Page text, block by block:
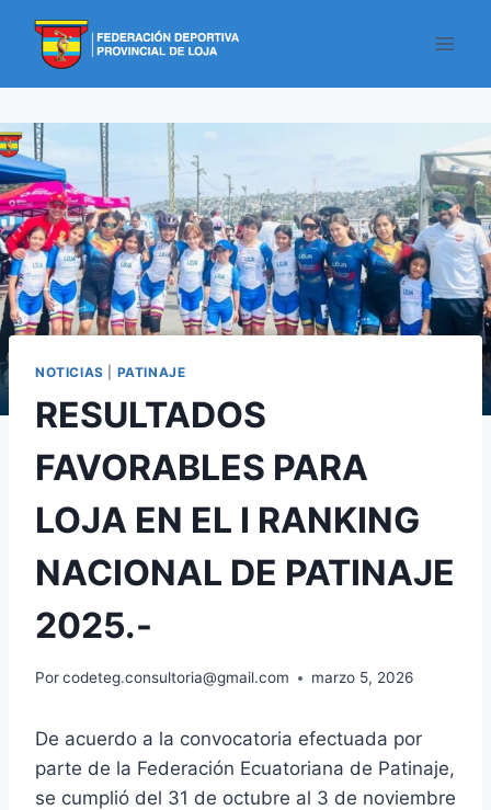
NOTICIAS PATINAJE
RESULTADOS
FAVORABLES PARA
LOJA EN EL I RANKING
NACIONAL DE PATINAJE
2025.-
Porcodeteg.consultoria@gmail.com marzo 5, 2026
De acuerdo a la convocatoria efectuada por
parte de la Federación Ecuatoriana de Patinaje,
se cumplió del 31 de octubre al 3 de noviembre